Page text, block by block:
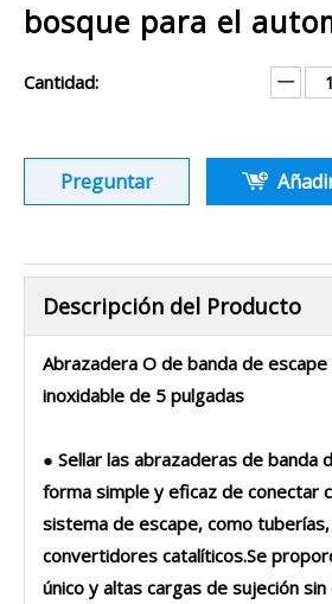
bosque para el
Cantidad:
Preguntar
Descripción del Producto
Abrazadera O de banda de
inoxidable de 5 pulgadas
● Sellar las abrazaderas de banda
forma simple y eficaz de conectar
sistema de escape, como
convertidores catalíticos.Se
único y altas cargas de sujeción